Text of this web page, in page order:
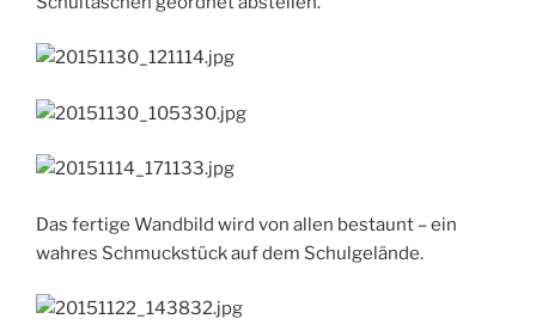
Das fertige Wandbild wird von allen bestaunt – ein
wahres Schmuckstück auf dem Schulgelände.